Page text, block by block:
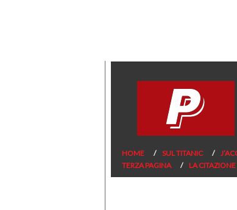
HOME SUL TITANIC
TERZA PAGINA
LA